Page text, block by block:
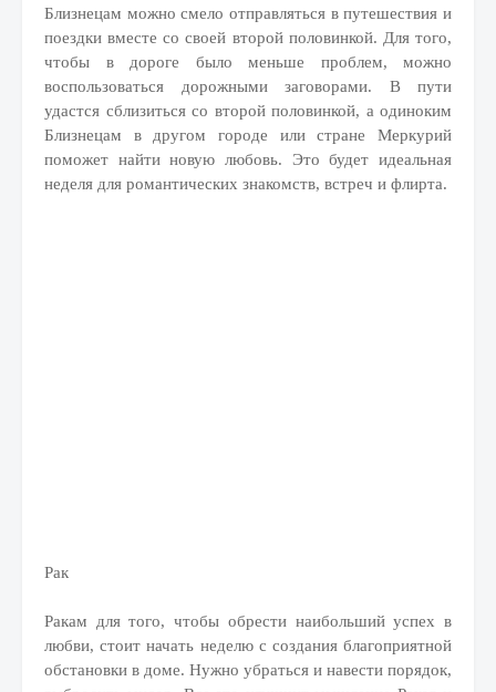
Близнецам можно смело отправляться в путешествия и
поездки вместе со своей второй половинкой. Для того,
чтобы в дороге было меньше проблем, можно
воспользоваться дорожными заговорами. В пути
удастся сблизиться со второй половинкой, а одиноким
Близнецам в другом городе или стране Меркурий
поможет найти новую любовь. Это будет идеальная
неделя для романтических знакомств, встреч и флирта.
Рак
Ракам для того, чтобы обрести наибольший успех в
любви, стоит начать неделю с создания благоприятной
обстановки в доме. Нужно убраться и навести порядок,